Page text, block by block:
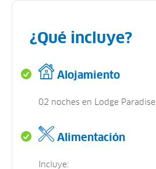
¿Qué incluye?
Alojamiento
02 noches en Lodge Paradise
Alimentación
Incluye: